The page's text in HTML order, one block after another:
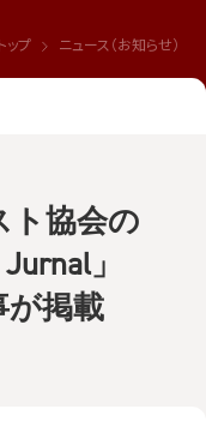
ップ ニュース（お知らせ）
ト協会の
」
掲載